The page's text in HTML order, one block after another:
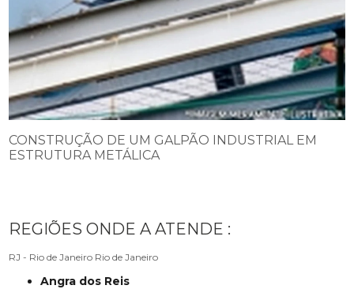
CONSTRUÇÃO DE UM GALPÃO INDUSTRIAL EM
ESTRUTURA METÁLICA
REGIÕES ONDE A ATENDE :
RJ - Rio de Janeiro Rio de Janeiro
Angra dos Reis